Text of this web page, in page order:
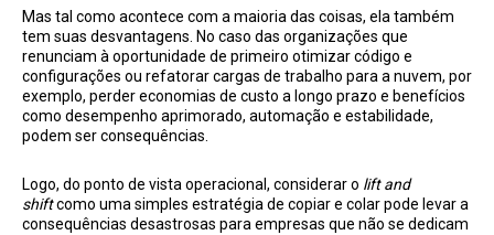
Mas tal como acontece com a maioria das coisas, ela também
tem suas desvantagens. No caso das organizações que
renunciam à oportunidade de primeiro otimizar código e
configurações ou refatorar cargas de trabalho para a nuvem, por
exemplo, perder economias de custo a longo prazo e benefícios
como desempenho aprimorado, automação e estabilidade,
podem ser consequências.
Logo, do ponto de vista operacional, considerar o lift and
shiftcomo uma simples estratégia de copiar e colar pode levar a
consequências desastrosas para empresas que não se dedicam